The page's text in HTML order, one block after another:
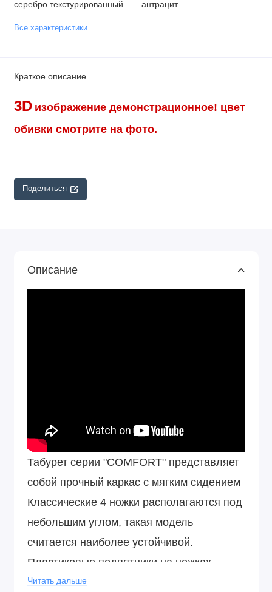
серебро текстурированный антрацит
Все характеристики
Краткое описание
3D изображение демонстрационное! цвет
обивки смотрите на фото.
Поделиться
Описание
Табурет серии "COMFORT" представляет
собой прочный каркас с мягким сидением
Классические 4 ножки располагаются под
небольшим углом, такая модель
считается наиболее устойчивой.
Пластиковые подпятники на ножках
табурета позволяют бережно
Читать дальше